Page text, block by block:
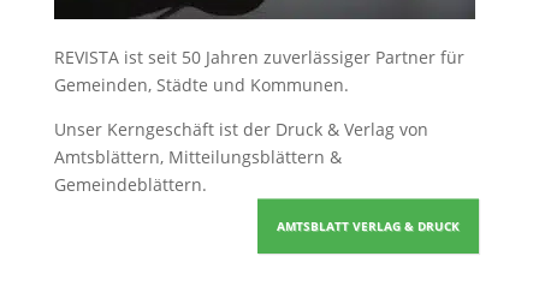
REVISTA ist seit 50 Jahren zuverlässiger Partner für
Gemeinden, Städte und Kommunen.
Unser Kerngeschäft ist der Druck & Verlag von
Amtsblättern, Mitteilungsblättern &
Gemeindeblättern.
AMTSBLATT VERLAG & DRUCK